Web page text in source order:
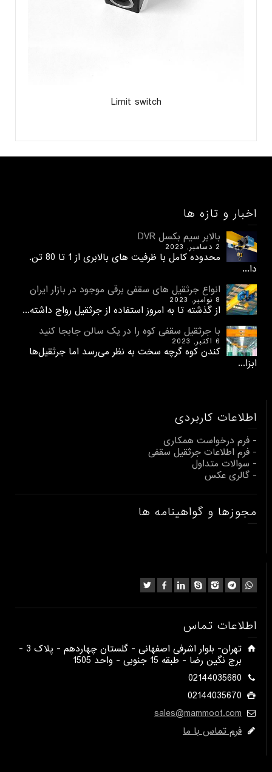
Limit switch
اخبار و تازه ها
بالابر سیم بکسل DVR
2 دسامبر, 2023
محدوده کامل با ظرفیت های بالابری از 1 تا 80 تن.
دا...
انواع جرثقیل های سقفی برقی موجود در بازار ایران
8 نوامبر, 2023
از گذشته تا به امروز استفاده از جرثقیل رواج داشته...
با جرثقیل سقفی کوه را در یک سالن جابجا کنید
6 اکتبر, 2023
کندن کوه گرچه سخت به نظر می‌رسد اما جرثقیل‌ها
ابزا...
اطلاعات کاربردی
- فرم درخواست همکاری
- فرم اطلاعات جرثقیل سقفی
- سوالات متداول
- گالری عکس
مجوزها و گواهینامه ها
اطلاعات تماس
​تهران- بلوار اشرفی اصفهانی - گلستان چهاردهم - پلاک 3 -
برج نگین رضا - طبقه 15 جنوبی - واحد 1505​
02144035680
02144035670
sales@mammoot.com
فرم تماس با ما